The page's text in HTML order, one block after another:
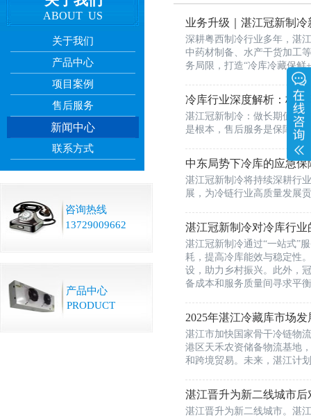
ABOUT  US
咨询热线
产品中心
13729009662
PRODUCT
关于我们
产品中心
项目案例
售后服务
新闻中心
联系方式
业务升级｜湛江冠新制
深耕粤西制冷行业多年，湛
中药材制备、水产干货加工
务局限，打造“冷库冷藏保
冷库行业深度解析：极
湛江冠新制冷：做长期值得
是根本，售后服务是保障。
中东局势下冷库的应急
湛江冠新制冷将持续深耕行
展，为冷链行业高质量发展
湛江冠新制冷对冷库行业
湛江冠新制冷通过“一站式”
耗，提高冷库能效与稳定性
设，助力乡村振兴。此外，
备成本和服务质量间寻求平
2025年湛江冷藏库市场发
湛江市加快国家骨干冷链物
港区天禾农资储备物流基地
和跨境贸易。未来，湛江计
湛江晋升为新二线城市
湛江晋升为新二线城市。湛